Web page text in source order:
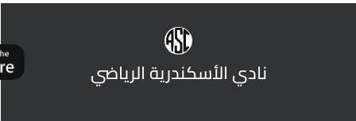
نادي الأسكندرية الرياضي